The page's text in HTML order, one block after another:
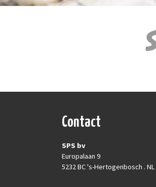
Contact
SPS bv
Europalaan 9
5232 BC 's-Hertogenbosch . NL